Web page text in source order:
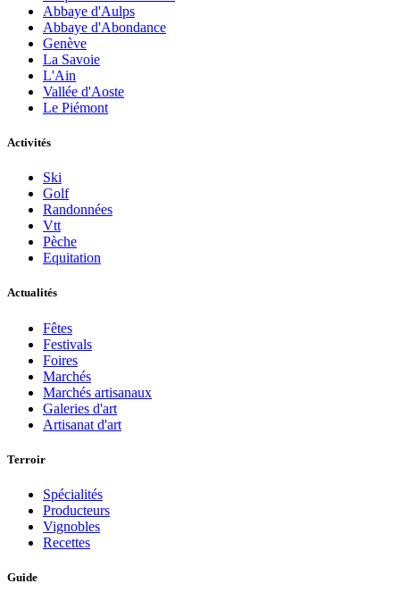
Abbaye d'Aulps
Abbaye d'Abondance
Genève
La Savoie
L'Ain
Vallée d'Aoste
Le Piémont
Activités
Ski
Golf
Randonnées
Vtt
Pèche
Equitation
Actualités
Fêtes
Festivals
Foires
Marchés
Marchés artisanaux
Galeries d'art
Artisanat d'art
Terroir
Spécialités
Producteurs
Vignobles
Recettes
Guide